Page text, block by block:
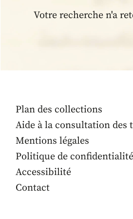
Votre recherche n'a
Plan des collections
Aide à la consultation des
Mentions légales
Politique de confidentialité
Accessibilité
Contact